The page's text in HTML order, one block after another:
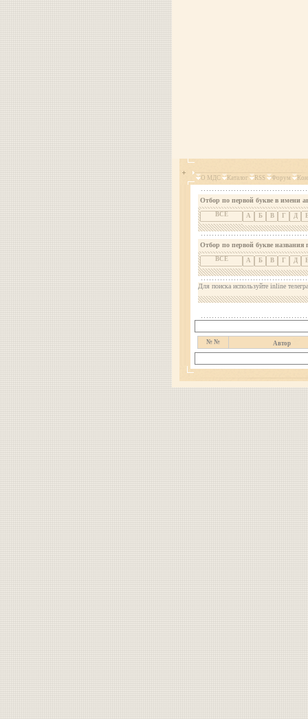
О МДС Каталог RSS Форум
Отбор по первой букве в имени
ВСЕ А Б В Г Д
Отбор по первой букве названия
ВСЕ А Б В Г Д
Для поиска используйте inline
№ № Автор